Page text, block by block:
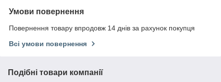
Умови повернення
Повернення товару впродовж 14 днів за рахунок покупця
Всі умови повернення
Подібні товари компанії